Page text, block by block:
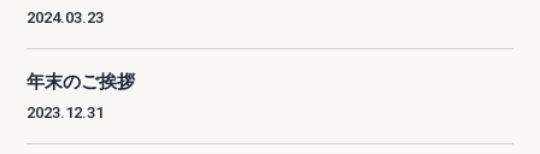
2024.03.23
年末のご挨拶
2023.12.31